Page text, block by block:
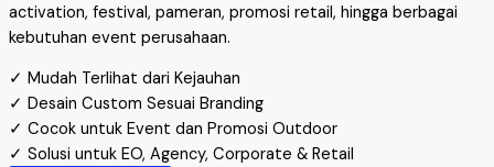
activation, festival, pameran, promosi retail, hingga berbagai
kebutuhan event perusahaan.
✓ Mudah Terlihat dari Kejauhan
✓ Desain Custom Sesuai Branding
✓ Cocok untuk Event dan Promosi Outdoor
✓ Solusi untuk EO, Agency, Corporate & Retail